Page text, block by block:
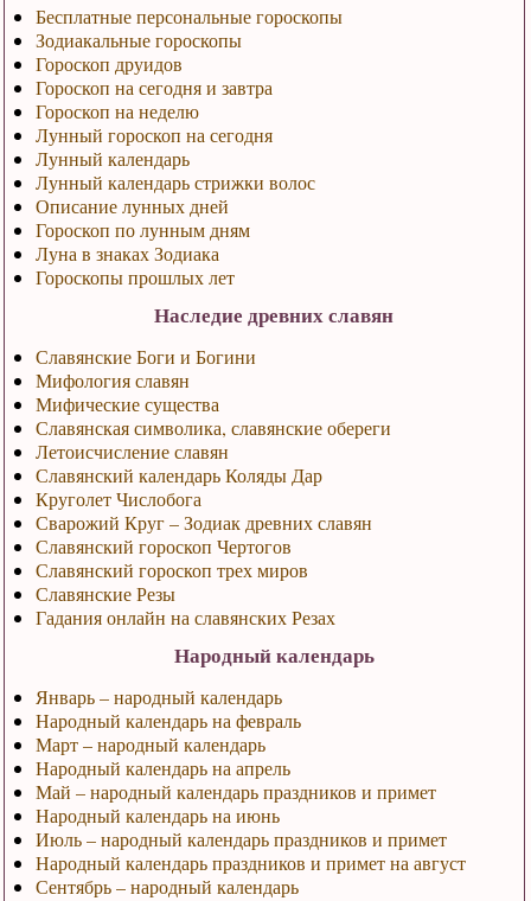
Бесплатные персональные гороскопы
Зодиакальные гороскопы
Гороскоп друидов
Гороскоп на сегодня и завтра
Гороскоп на неделю
Лунный гороскоп на сегодня
Лунный календарь
Лунный календарь стрижки волос
Описание лунных дней
Гороскоп по лунным дням
Луна в знаках Зодиака
Гороскопы прошлых лет
Наследие древних славян
Славянские Боги и Богини
Мифология славян
Мифические существа
Славянская символика, славянские обереги
Летоисчисление славян
Славянский календарь Коляды Дар
Круголет Числобога
Сварожий Круг – Зодиак древних славян
Славянский гороскоп Чертогов
Славянский гороскоп трех миров
Славянские Резы
Гадания онлайн на славянских Резах
Народный календарь
Январь – народный календарь
Народный календарь на февраль
Март – народный календарь
Народный календарь на апрель
Май – народный календарь праздников и примет
Народный календарь на июнь
Июль – народный календарь праздников и примет
Народный календарь праздников и примет на август
Сентябрь – народный календарь